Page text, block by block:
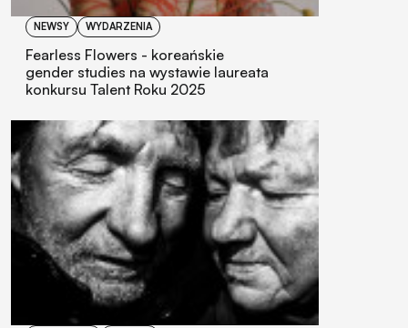
NEWSY WYDARZENIA
Fearless Flowers - koreańskie
gender studies na wystawie laureata
konkursu Talent Roku 2025